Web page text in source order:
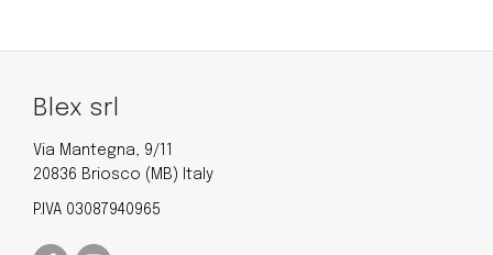
Blex srl
Via Mantegna, 9/11
20836 Briosco (MB) Italy
P.IVA 03087940965